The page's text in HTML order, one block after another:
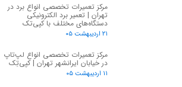
مرکز تعمیرات تخصصی انواع برد در
تهران | تعمیر برد الکترونیکی
دستگاه‌های مختلف با کپی‌تک
۲۱ اردیبهشت ۰۵
مرکز تعمیرات تخصصی انواع لپ‌تاپ
در خیابان ایرانشهر تهران | کپی‌تِک
۱۱ اردیبهشت ۰۵